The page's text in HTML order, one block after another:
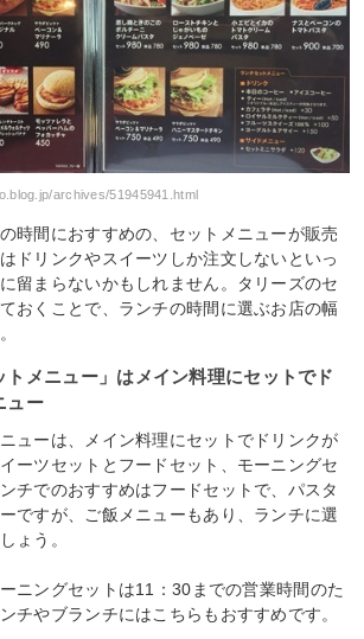
archives/51945941.html
時間におすすめの、セットメニューが販売
ドリンクやスイーツしか注文しないといっ
留まらないかもしれません。タリーズのセ
おくことで、ランチの時間に選ぶお店の幅
トメニュー」はメイン料理にセットでド
ュー
ューは、メイン料理にセットでドリンクが
ーツセットとフードセット、モーニングセ
チでのおすすめはフードセットで、パスタ
ですが、ご飯メニューもあり、ランチに選
ょう。
ニングセットは11：30までの営業時間のた
チやブランチにはこちらもおすすめです。